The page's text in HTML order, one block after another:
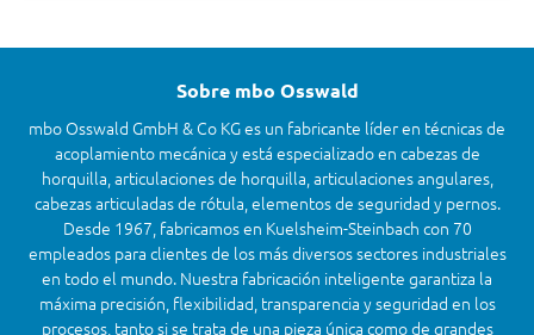
Sobre mbo Osswald
mbo Osswald GmbH & Co KG es un fabricante líder en técnicas de
acoplamiento mecánica y está especializado en cabezas de
horquilla, articulaciones de horquilla, articulaciones angulares,
cabezas articuladas de rótula, elementos de seguridad y pernos.
Desde 1967, fabricamos en Kuelsheim-Steinbach con 70
empleados para clientes de los más diversos sectores industriales
en todo el mundo. Nuestra fabricación inteligente garantiza la
máxima precisión, flexibilidad, transparencia y seguridad en los
procesos, tanto si se trata de una pieza única como de grandes